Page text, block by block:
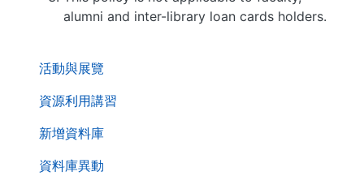
活動與展覽
資源利用講習
新增資料庫
資料庫異動
alumni and inter-library loan cards holders.